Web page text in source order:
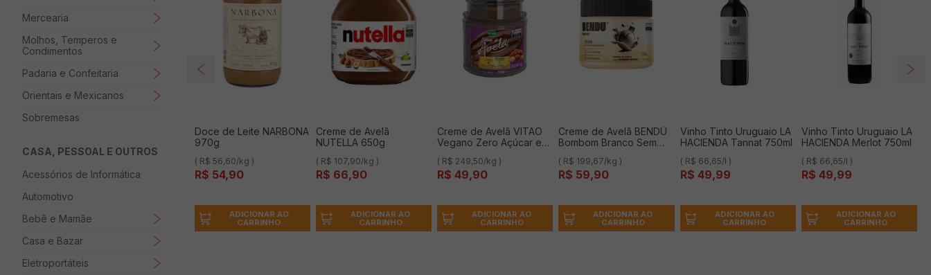
Mercearia
Molhos, Temperos e
Condimentos
Padaria e Confeitaria
Orientais e Mexicanos
Sobremesas
CASA, PESSOAL E OUTROS
Acessórios de Informática
Automotivo
Bebê e Mamãe
Casa e Bazar
Eletroportáteis
Doce de Leite NARBONA
970g
( R$ 56,60/kg )
R$ 54,90
ADICIONAR AO
CARRINHO
Creme de Avelã
NUTELLA 650g
( R$ 107,90/kg )
R$ 66,90
ADICIONAR AO
CARRINHO
Creme de Avelã VITAO
Vegano Zero Açúcar e
( R$ 249,50/kg )
R$ 49,90
ADICIONAR AO
CARRINHO
Creme de Avelã BENDÚ
Bombom Branco Sem
300g
( R$ 199,67/kg )
R$ 59,90
ADICIONAR AO
CARRINHO
Vinho Tinto Uruguaio LA
HACIENDA Tannat 750ml
( R$ 66,65/l )
R$ 49,99
ADICIONAR AO
CARRINHO
Vinho Tinto Uruguaio LA
HACIENDA Merlot 750ml
( R$ 66,65/l )
R$ 49,99
ADICIONAR AO
CARRINHO